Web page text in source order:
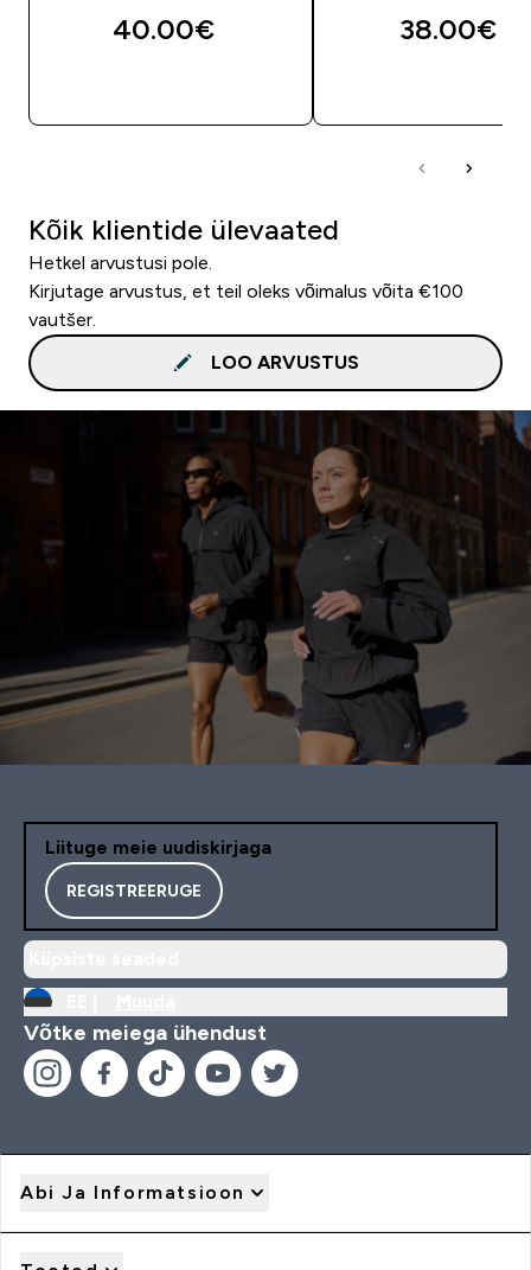
40.00€‎ 38.00€‎
Kõik klientide ülevaated
Hetkel arvustusi pole.
Kirjutage arvustus, et teil oleks võimalus võita €100
vautšer.
LOO ARVUSTUS
Liituge meie uudiskirjaga
REGISTREERUGE
Võtke meiega ühendust
Abi Ja Informatsioon